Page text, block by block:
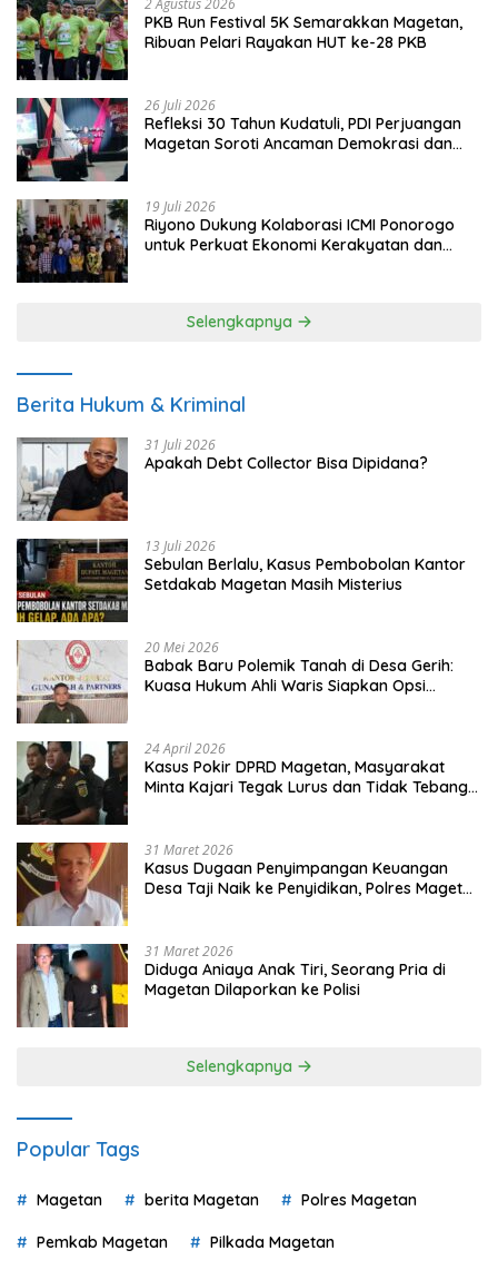
2 Agustus 2026
PKB Run Festival 5K Semarakkan Magetan,
Ribuan Pelari Rayakan HUT ke-28 PKB
26 Juli 2026
Refleksi 30 Tahun Kudatuli, PDI Perjuangan
Magetan Soroti Ancaman Demokrasi dan
19 Juli 2026
Riyono Dukung Kolaborasi ICMI Ponorogo
untuk Perkuat Ekonomi Kerakyatan dan
Selengkapnya
Berita Hukum & Kriminal
31 Juli 2026
Apakah Debt Collector Bisa Dipidana?
13 Juli 2026
Sebulan Berlalu, Kasus Pembobolan Kantor
Setdakab Magetan Masih Misterius
20 Mei 2026
Babak Baru Polemik Tanah di Desa Gerih:
Kuasa Hukum Ahli Waris Siapkan Opsi
24 April 2026
Kasus Pokir DPRD Magetan, Masyarakat
Minta Kajari Tegak Lurus dan Tidak Tebang
31 Maret 2026
Kasus Dugaan Penyimpangan Keuangan
Desa Taji Naik ke Penyidikan, Polres Magetan
31 Maret 2026
Diduga Aniaya Anak Tiri, Seorang Pria di
Magetan Dilaporkan ke Polisi
Selengkapnya
Popular Tags
Magetan berita Magetan Polres Magetan
Pemkab Magetan Pilkada Magetan